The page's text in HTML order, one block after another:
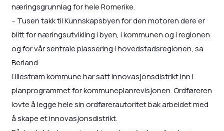
næringsgrunnlag for hele Romerike.
– Tusen takk til Kunnskapsbyen for den motoren dere er
blitt for næringsutvikling i byen, i kommunen og i regionen
og for vår sentrale plassering i hovedstadsregionen, sa
Berland.
Lillestrøm kommune har satt innovasjonsdistrikt inn i
planprogrammet for kommuneplanrevisjonen. Ordføreren
lovte å legge hele sin ordførerautoritet bak arbeidet med
å skape et innovasjonsdistrikt.